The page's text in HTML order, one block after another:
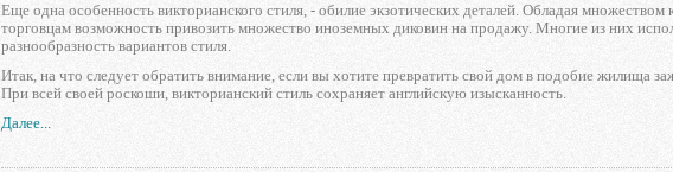
Еще одна особенность викторианского стиля, - обилие экзотических деталей. Обладая
торговцам возможность привозить множество иноземных диковин на продажу. Многие из них
разнообразность вариантов стиля.
Итак, на что следует обратить внимание, если вы хотите превратить свой дом в подобие жилища
При всей своей роскоши, викторианский стиль сохраняет английскую изысканность.
Далее...